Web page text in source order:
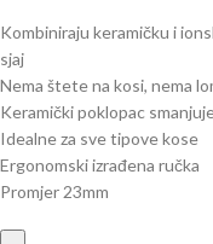
Kombiniraju keramičku i
sjaj
Nema štete na kosi, nema
Keramički poklopac
Idealne za sve tipove kose
Ergonomski izrađena ručka
Promjer 23mm